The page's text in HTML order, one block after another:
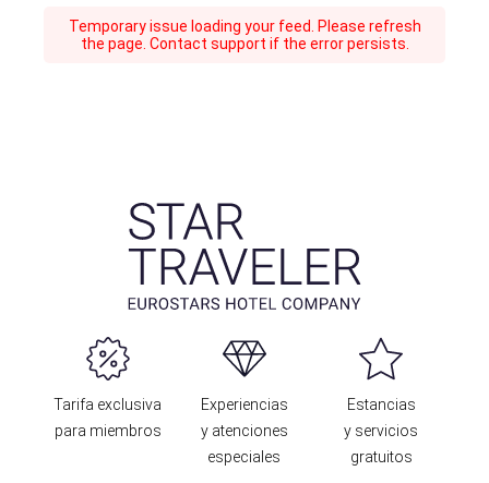
Temporary issue loading your feed. Please refresh
the page. Contact support if the error persists.
Tarifa exclusiva
para miembros
Experiencias
y atenciones
especiales
Estancias
y servicios
gratuitos